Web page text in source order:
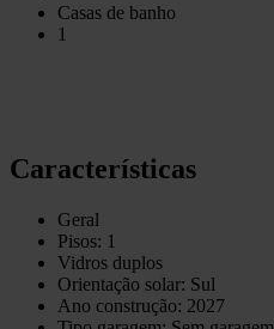
Casas de banho
1
Características
Geral
Pisos: 1
Vidros duplos
Orientação solar: Sul
Ano construção: 2027